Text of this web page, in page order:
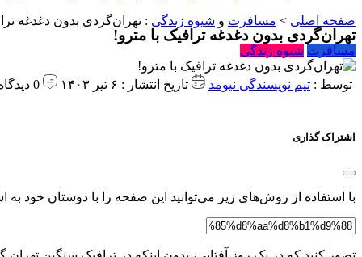
صفحه اصلی > مسافرت و شیوه زندگی : تهران‌گردی بدون دغدغه
تهران‌گردی بدون دغدغه ترافیک با مترو!
مسافرت شیوه زندگی
توسط : تیم نویسندگی نیومد تاریخ انتشار : ۶ تیر ۱۴۰۳
اشتراک گذاری
با استفاده از روش‌های زیر می‌توانید این صفحه را با دوستان خود به